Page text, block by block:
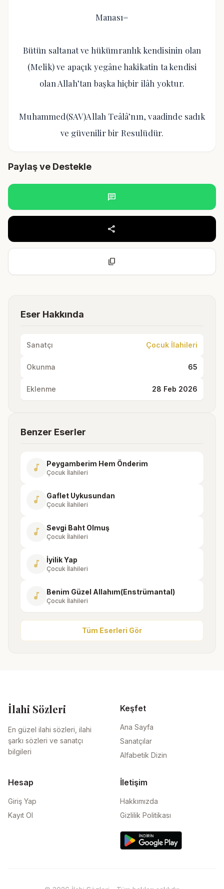
Manası=
Bütün saltanat ve hükümranlık kendisinin olan
(Melik) ve apaçık yegâne hakikatin ta kendisi
olan Allah’tan başka hiçbir ilâh yoktur.
Muhammed(SAV)Allah Teâlâ’nın, vaadinde sadık
ve güvenilir bir Resulüdür.
Paylaş ve Destekle
chat
share
content_copy
Eser Hakkında
Sanatçı Çocuk İlahileri
Okunma 65
Eklenme 28 Feb 2026
Benzer Eserler
music_note Peygamberim Hem Önderim
Çocuk İlahileri
music_note Gaflet Uykusundan
Çocuk İlahileri
music_note Sevgi Baht Olmuş
Çocuk İlahileri
music_note İyilik Yap
Çocuk İlahileri
music_note Benim Güzel Allahım(Enstrümantal)
Çocuk İlahileri
Tüm Eserleri Gör
İlahi Sözleri
En güzel ilahi sözleri, ilahi
şarkı sözleri ve sanatçı
bilgileri
Keşfet
Ana Sayfa
Sanatçılar
Alfabetik Dizin
Hesap
Giriş Yap
Kayıt Ol
İletişim
Hakkımızda
Gizlilik Politikası